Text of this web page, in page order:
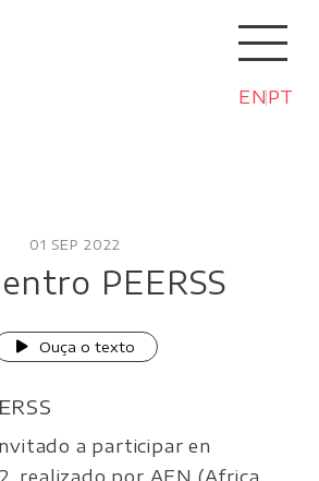
EN PT
01 SEP 2022
PEERSS
Ouça o texto
a participar en
realizado por AEN (Africa